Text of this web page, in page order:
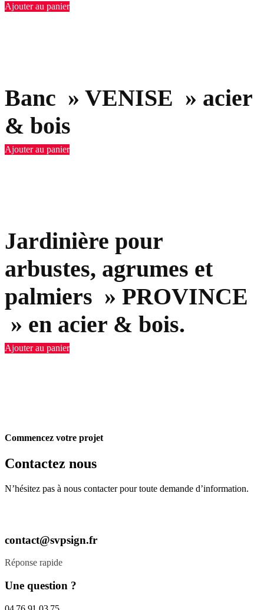
Ajouter au panier
Banc » VENISE » acier
& bois
Ajouter au panier
Jardinière pour
arbustes, agrumes et
palmiers » PROVINCE
» en acier & bois.
Ajouter au panier
Commencez votre projet
Contactez nous
N’hésitez pas à nous contacter pour toute demande d’information.
contact@svpsign.fr
Réponse rapide
Une question ?